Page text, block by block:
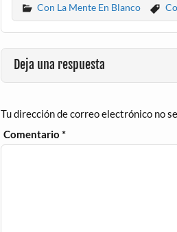
Con La Mente En Blanco
Deja una respuesta
Tu dirección de correo electrónico no
Comentario*